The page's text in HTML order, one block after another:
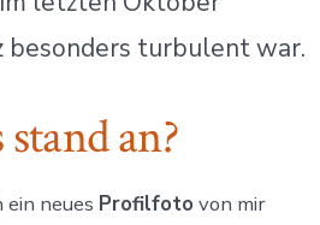
besonders turbulent war.
an?
ein neues Profilfoto von mir